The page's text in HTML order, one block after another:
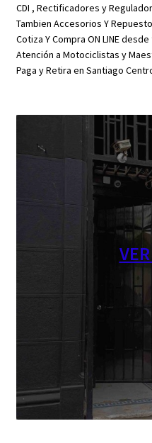
CDI , Rectificadores y
Tambien Accesorios Y
Cotiza Y Compra ON LINE
Atención a Motociclistas y
Paga y Retira en Santiago